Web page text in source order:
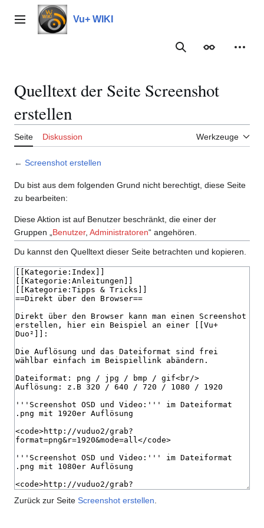
Inhalt
springenHauptmenü Vu+ WIKI
Suche
Quelltext der Seite Screenshot
erstellen
Seite Diskussion Werkzeuge
← Screenshot erstellen
Du bist aus dem folgenden Grund nicht berechtigt, diese Seite
zu bearbeiten:
Diese Aktion ist auf Benutzer beschränkt, die einer der
Gruppen „ Benutzer, Administratoren“ angehören.
Du kannst den Quelltext dieser Seite betrachten und kopieren.
Zurück zur Seite Screenshot erstellen.